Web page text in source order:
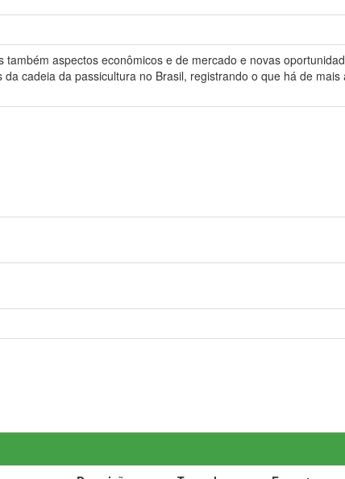
aspectos econômicos e de mercado e novas
cadeia da passicultura no Brasil, registrando o que há de